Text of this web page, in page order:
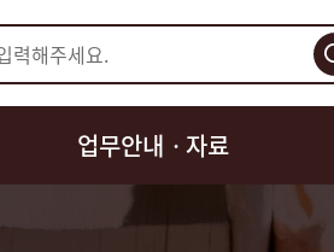
업무안내ㆍ자료